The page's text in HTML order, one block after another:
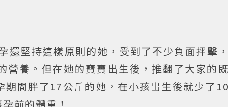
堅持這樣原則的她，受到了不少負面抨擊，
營養。但在她的寶寶出生後，推翻了大家的既
間胖了17公斤的她，在小孩出生後就少了10
前的體重！